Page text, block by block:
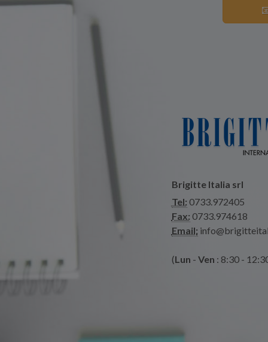
Brigitte Italia srl
Tel: 0733.972405
Fax: 0733.974618
Email:
(Lun - Ven : 8:30 -